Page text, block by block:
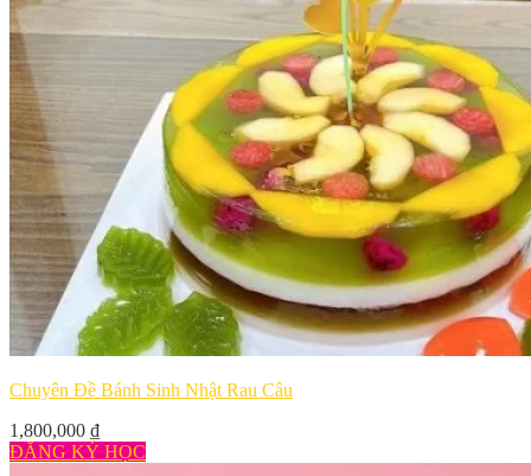
Chuyên Đề Bánh Sinh Nhật Rau Câu
1,800,000 ₫
ĐĂNG KÝ HỌC